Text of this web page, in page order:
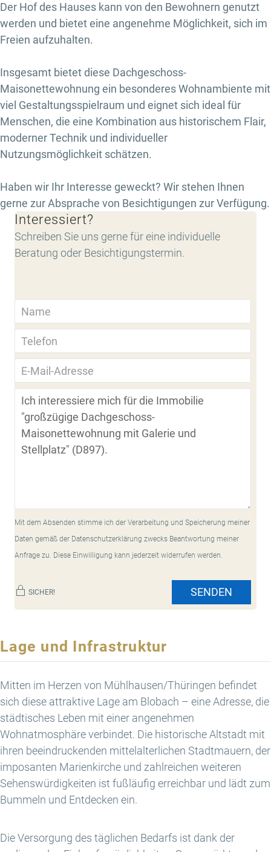
Der Hof des Hauses kann von den Bewohnern genutzt
werden und bietet eine angenehme Möglichkeit, sich im
Freien aufzuhalten.
Insgesamt bietet diese Dachgeschoss-
Maisonettewohnung ein besonderes Wohnambiente mit
viel Gestaltungsspielraum und eignet sich ideal für
Menschen, die eine Kombination aus historischem Flair,
moderner Technik und individueller
Nutzungsmöglichkeit schätzen.
Haben wir Ihr Interesse geweckt? Wir stehen Ihnen
gerne zur Absprache von Besichtigungen zur Verfügung.
Interessiert?
Schreiben Sie uns gerne für eine individuelle
Beratung oder Besichtigungstermin.
Mit dem Absenden stimme ich der Verarbeitung und Speicherung meiner
Daten gemäß der Datenschutzerklärung zwecks Beantwortung meiner
Anfrage zu. Diese Einwilligung kann jederzeit widerrufen werden.
SICHER! SENDEN
Lage und Infrastruktur
Mitten im Herzen von Mühlhausen/Thüringen befindet
sich diese attraktive Lage am Blobach – eine Adresse, die
städtisches Leben mit einer angenehmen
Wohnatmosphäre verbindet. Die historische Altstadt mit
ihren beeindruckenden mittelalterlichen Stadtmauern, der
imposanten Marienkirche und zahlreichen weiteren
Sehenswürdigkeiten ist fußläufig erreichbar und lädt zum
Bummeln und Entdecken ein.
Die Versorgung des täglichen Bedarfs ist dank der